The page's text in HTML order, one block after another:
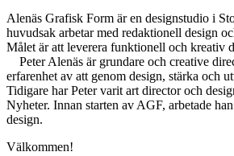
Alenäs Grafisk Form är en designstudio i
huvudsak arbetar med redaktionell design
Målet är att leverera funktionell och kreativ
Peter Alenäs är grundare och creative
erfarenhet av att genom design, stärka och
Tidigare har Peter varit art director och
Nyheter. Innan starten av AGF, arbetade
design.
Välkommen!